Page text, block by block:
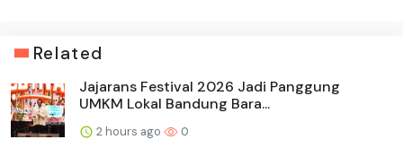
Related
Jajarans Festival 2026 Jadi Panggung
UMKM Lokal Bandung Bara...
2 hours ago 0